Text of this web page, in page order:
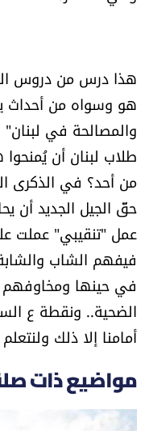
هذا درس من دروس
هو وسواه من أحداث
والمصالحة في
طلاب لبنان أن
من أحد؟ في الذكرى
حقّ الجيل الجديد أن
عمل "تنقيبي" عملت
فيفهم الشاب
في حينها ومخاوفهم
الضحية.. ونقطة ع
أمامنا إلا ذلك
مواضيع ذات